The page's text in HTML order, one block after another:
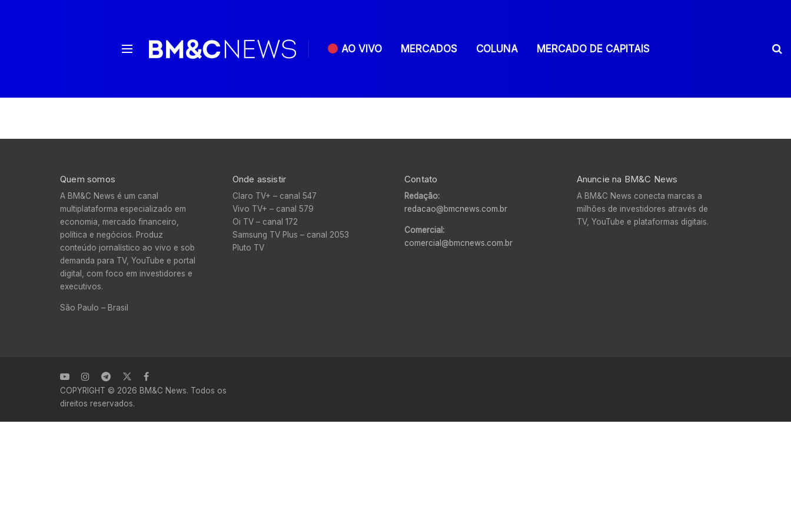
AO VIVO MERCADOS COLUNA MERCADO DE CAPITAIS
Quem somos
A BM&C News é um canal
multiplataforma especializado em
economia, mercado financeiro,
política e negócios. Produz
conteúdo jornalístico ao vivo e sob
demanda para TV, YouTube e portal
digital, com foco em investidores e
executivos.
São Paulo – Brasil
Onde assistir
Claro TV+ – canal 547
Vivo TV+ – canal 579
Oi TV – canal 172
Samsung TV Plus – canal 2053
Pluto TV
Contato
Redação:
redacao@bmcnews.com.br
Comercial:
comercial@bmcnews.com.br
Anuncie na BM&C News
A BM&C News conecta marcas a
milhões de investidores através de
TV, YouTube e plataformas digitais.
COPYRIGHT © 2026 BM&C News. Todos os
direitos reservados.